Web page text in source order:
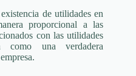
de utilidades en
proporcional a las
con las utilidades
como una verdadera